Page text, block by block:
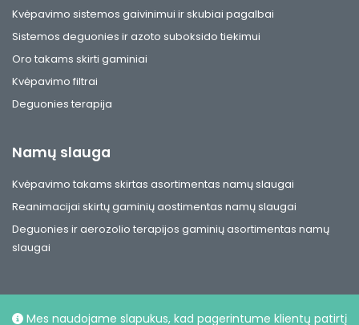
Mes naudojame slapukus, kad pagerintume klientų patirtį
Kvėpavimo sistemos gaivinimui ir skubiai pagalbai
Sistemos deguonies ir azoto suboksido tiekimui
Oro takams skirti gaminiai
Kvėpavimo filtrai
Deguonies terapija
Namų slauga
Kvėpavimo takams skirtas asortimentas namų slaugai
Reanimacijai skirtų gaminių aostimentas namų slaugai
Deguonies ir aerozolio terapijos gaminių asortimentas namų
slaugai